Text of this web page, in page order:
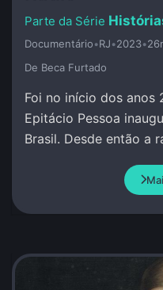
Documentário•RJ•2023•
De Beca Furtado
Foi no início dos anos
Epitácio Pessoa
Brasil. Desde então a